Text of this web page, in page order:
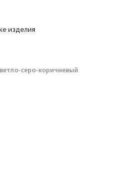
изделия
серо-коричневый